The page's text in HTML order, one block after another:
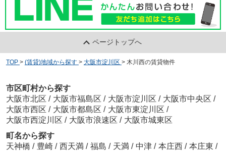
ページトップへ
TOP > (賃貸)地域から探す > 大阪市淀川区 > 木川西の賃貸物件
市区町村から探す
大阪市北区 / 大阪市福島区 / 大阪市淀川区 / 大阪市中央区 /
大阪市西区 / 大阪市都島区 / 大阪市東淀川区 /
大阪市西淀川区 / 大阪市浪速区 / 大阪市城東区
町名から探す
天神橋 / 豊崎 / 西天満 / 福島 / 天満 / 中津 / 本庄西 / 本庄東 /